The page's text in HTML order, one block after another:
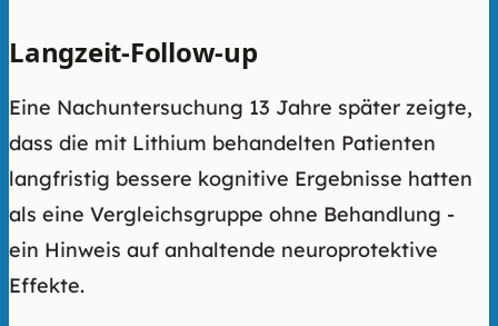
Langzeit-Follow-up
Eine Nachuntersuchung 13 Jahre später zeigte,
dass die mit Lithium behandelten Patienten
langfristig bessere kognitive Ergebnisse hatten
als eine Vergleichsgruppe ohne Behandlung -
ein Hinweis auf anhaltende neuroprotektive
Effekte.